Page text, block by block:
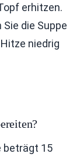
erhitzen.
die Suppe
niedrig
beträgt 15